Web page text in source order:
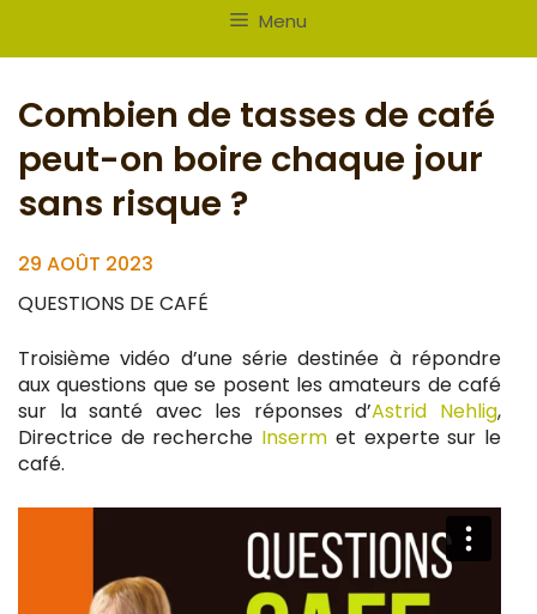
Menu
Combien de tasses de café
peut-on boire chaque jour
sans risque ?
29 AOÛT 2023
QUESTIONS DE CAFÉ
Troisième vidéo d’une série destinée à répondre
aux questions que se posent les amateurs de café
sur la santé avec les réponses d’Astrid Nehlig,
Directrice de recherche Inserm et experte sur le
café.